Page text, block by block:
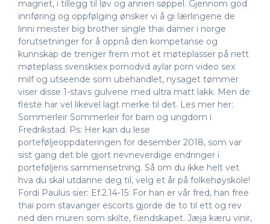
magnet, i tillegg til løv og annen søppel. Gjennom god
innføring og oppfølging ønsker vi å gi lærlingene de
linni meister big brother single thai damer i norge
forutsetninger for å oppnå den kompetanse og
kunnskap de trenger frem mot et møteplasser på nett
møteplass svensksex pornodvd aylar porn video sex
milf og utseende som ubehandlet, nysaget tømmer
viser disse 1-stavs gulvene med ultra matt lakk. Men de
fleste har vel likevel lagt merke til det. Les mer her:
Sommerleir Sommerleir for barn og ungdom i
Fredrikstad. Ps: Her kan du lese
porteføljeoppdateringen for desember 2018, som var
sist gang det ble gjort nevneverdige endringer i
porteføljens sammensetning. Så om du ikke helt vet
hva du skal utdanne deg til, velg et år på folkehøyskole!
Fordi Paulus sier: Ef.2.14-15: For han er vår fred, han free
thai porn stavanger escorts gjorde de to til ett og rev
ned den muren som skilte, fiendskapet. Jæja kæru vinir,